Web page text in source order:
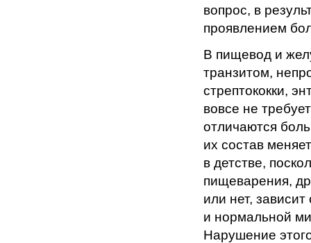
вопрос, в
проявлением
В пищевод и
транзитом,
стрептококки,
вовсе не
отличаются
их состав
в детстве,
пищеварения,
или нет,
и нормальной
Нарушение